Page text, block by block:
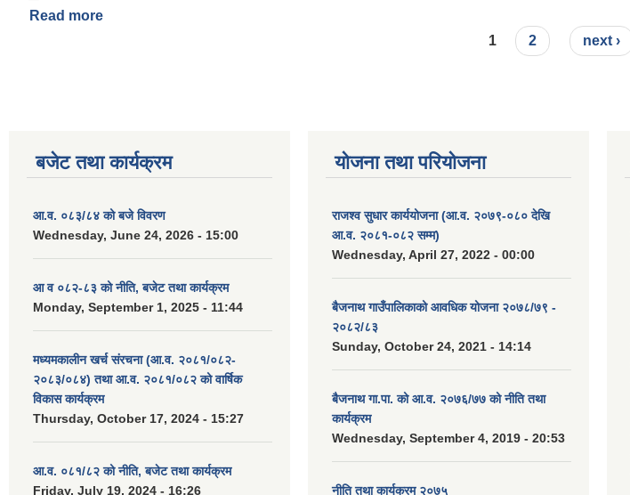
Read more
1 2 next ›
बजेट तथा कार्यक्रम
आ.व. ०८३/८४ को बजे विवरण
Wednesday, June 24, 2026 - 15:00
आ व ०८२-८३ को नीति, बजेट तथा कार्यक्रम
Monday, September 1, 2025 - 11:44
मध्यमकालीन खर्च संरचना (आ.व. २०८१/०८२-
२०८३/०८४) तथा आ.व. २०८१/०८२ को वार्षिक
विकास कार्यक्रम
Thursday, October 17, 2024 - 15:27
आ.व. ०८१/८२ को नीति, बजेट तथा कार्यक्रम
Friday, July 19, 2024 - 16:26
योजना तथा परियोजना
राजश्व सुधार कार्ययोजना (आ.व. २०७९-०८० देखि
आ.व. २०८१-०८२ सम्म)
Wednesday, April 27, 2022 - 00:00
बैजनाथ गाउँपालिकाको आवधिक योजना २०७८/७९ -
२०८२/८३
Sunday, October 24, 2021 - 14:14
बैजनाथ गा.पा. को आ.व. २०७६/७७ को नीति तथा
कार्यक्रम
Wednesday, September 4, 2019 - 20:53
नीति तथा कार्यक्रम २०७५